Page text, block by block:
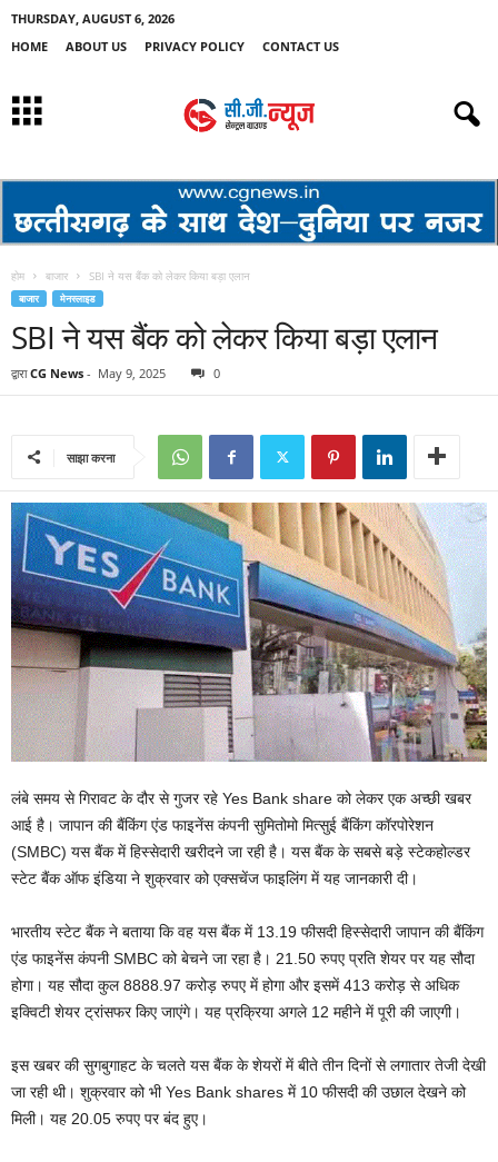
THURSDAY, AUGUST 6, 2026
HOME
ABOUT US PRIVACY POLICY CONTACT US
होम बाजार SBI ने यस बैंक को लेकर किया बड़ा एलान
बाजार मेनस्लाइड
SBI ने यस बैंक को लेकर किया बड़ा एलान
द्वारा CG News - May 9, 2025 0
साझा करना
लंबे समय से गिरावट के दौर से गुजर रहे Yes Bank share को लेकर एक अच्छी खबर
आई है। जापान की बैंकिंग एंड फाइनेंस कंपनी सुमितोमो मित्सुई बैंकिंग कॉरपोरेशन
(SMBC) यस बैंक में हिस्सेदारी खरीदने जा रही है। यस बैंक के सबसे बड़े स्टेकहोल्डर
स्टेट बैंक ऑफ इंडिया ने शुक्रवार को एक्सचेंज फाइलिंग में यह जानकारी दी।
भारतीय स्टेट बैंक ने बताया कि वह यस बैंक में 13.19 फीसदी हिस्सेदारी जापान की बैंकिंग
एंड फाइनेंस कंपनी SMBC को बेचने जा रहा है। 21.50 रुपए प्रति शेयर पर यह सौदा
होगा। यह सौदा कुल 8888.97 करोड़ रुपए में होगा और इसमें 413 करोड़ से अधिक
इक्विटी शेयर ट्रांसफर किए जाएंगे। यह प्रक्रिया अगले 12 महीने में पूरी की जाएगी।
इस खबर की सुगबुगाहट के चलते यस बैंक के शेयरों में बीते तीन दिनों से लगातार तेजी देखी
जा रही थी। शुक्रवार को भी Yes Bank shares में 10 फीसदी की उछाल देखने को
मिली। यह 20.05 रुपए पर बंद हुए।